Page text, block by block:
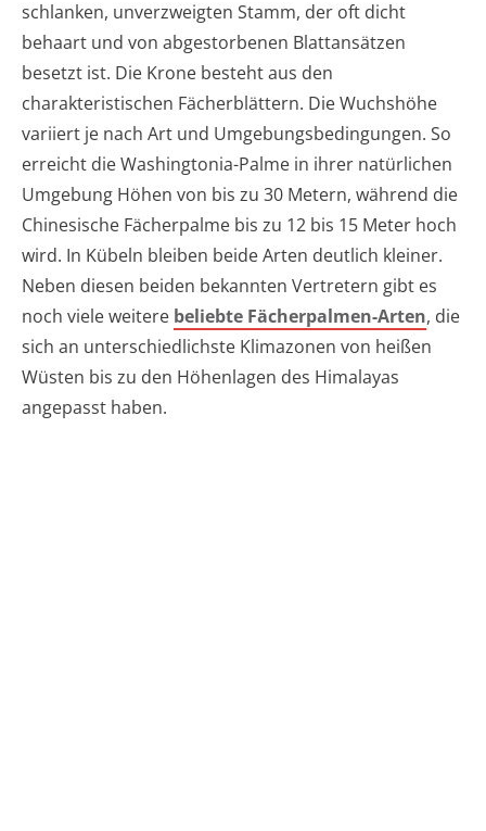
schlanken, unverzweigten Stamm, der oft dicht
behaart und von abgestorbenen Blattansätzen
besetzt ist. Die Krone besteht aus den
charakteristischen Fächerblättern. Die Wuchshöhe
variiert je nach Art und Umgebungsbedingungen. So
erreicht die Washingtonia-Palme in ihrer natürlichen
Umgebung Höhen von bis zu 30 Metern, während die
Chinesische Fächerpalme bis zu 12 bis 15 Meter hoch
wird. In Kübeln bleiben beide Arten deutlich kleiner.
Neben diesen beiden bekannten Vertretern gibt es
noch viele weitere beliebte Fächerpalmen-Arten, die
sich an unterschiedlichste Klimazonen von heißen
Wüsten bis zu den Höhenlagen des Himalayas
angepasst haben.